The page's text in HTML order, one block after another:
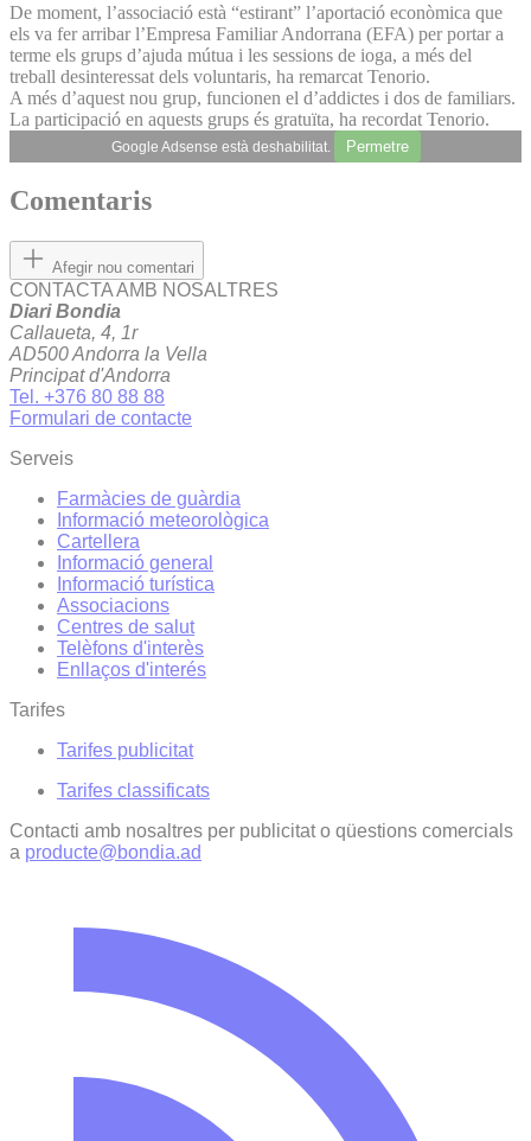
De moment, l’associació està “estirant” l’aportació econòmica que
els va fer arribar l’Empresa Familiar Andorrana (EFA) per portar a
terme els grups d’ajuda mútua i les sessions de ioga, a més del
treball desinteressat dels voluntaris, ha remarcat Tenorio.
A més d’aquest nou grup, funcionen el d’addictes i dos de familiars.
La participació en aquests grups és gratuïta, ha recordat Tenorio.
Google Adsense està deshabilitat. Permetre
Comentaris
Afegir nou comentari
CONTACTA AMB NOSALTRES
Diari Bondia
Callaueta, 4, 1r
AD500 Andorra la Vella
Principat d'Andorra
Tel. +376 80 88 88
Formulari de contacte
Serveis
Farmàcies de guàrdia
Informació meteorològica
Cartellera
Informació general
Informació turística
Associacions
Centres de salut
Telèfons d'interès
Enllaços d'interés
Tarifes
Tarifes publicitat
Tarifes classificats
Contacti amb nosaltres per publicitat o qüestions comercials
a producte@bondia.ad